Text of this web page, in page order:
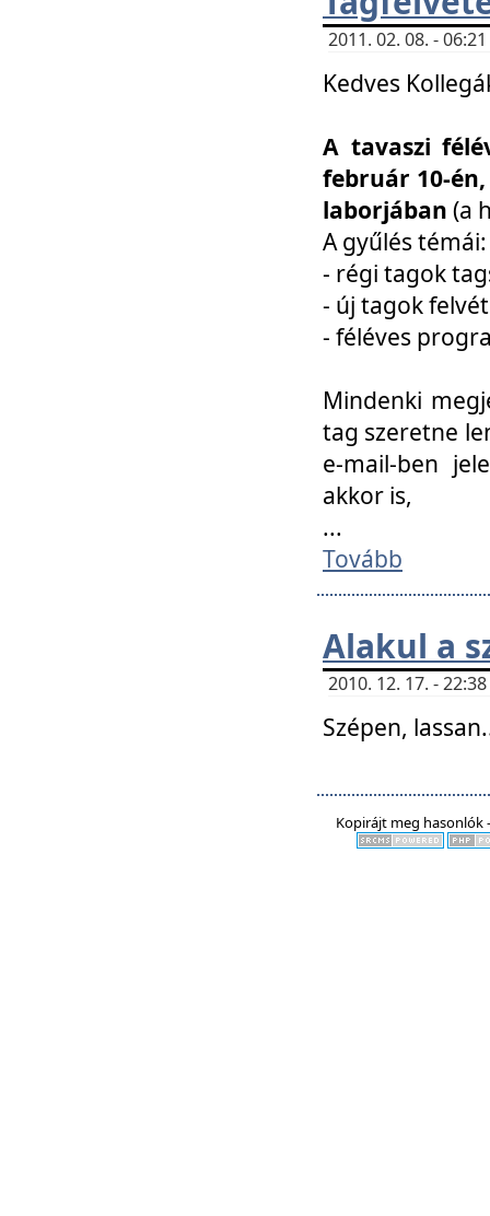
2011. 02. 08. -
Kedves
A tavaszi
február 10-
laborjában (a
A gyűlés témái:
- régi tagok
- új tagok
- féléves
Mindenki
tag szeretne
e-mail-ben
akkor is,
...
Tovább
Alakul a
2010. 12. 17. -
Szépen,
Kopirájt meg hasonlók